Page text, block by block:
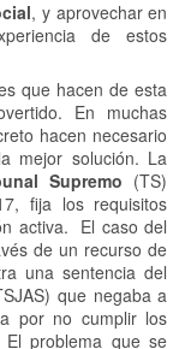
, y aprovechar en
de estos
que hacen de esta
En muchas
hacen necesario
mejor solución. La
Supremo (TS)
fija los requisitos
activa. El caso del
de un recurso de
una sentencia del
que negaba a
por no cumplir los
problema que se